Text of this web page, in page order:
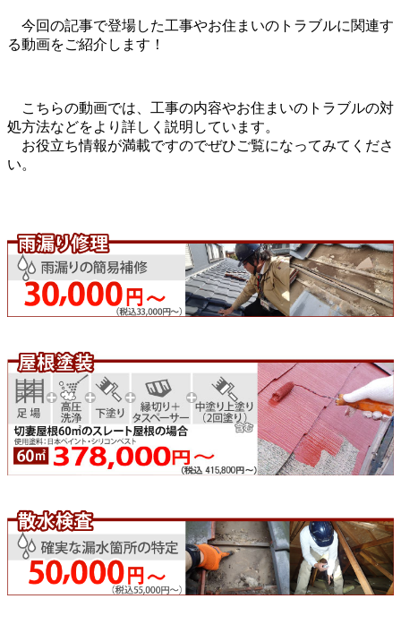
今回の記事で登場した工事やお住まいのトラブルに関連す
る動画をご紹介します！
こちらの動画では、工事の内容やお住まいのトラブルの対
処方法などをより詳しく説明しています。
お役立ち情報が満載ですのでぜひご覧になってみてくださ
い。